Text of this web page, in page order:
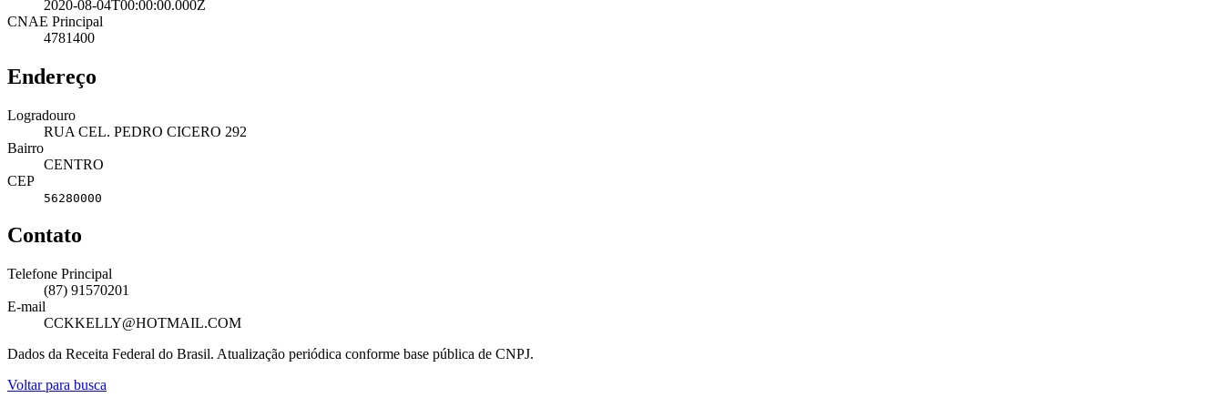
2020-08-04T00:00:00.000Z
CNAE Principal
4781400
Endereço
Logradouro
RUA CEL. PEDRO CICERO 292
Bairro
CENTRO
CEP
56280000
Contato
Telefone Principal
(87) 91570201
E-mail
CCKKELLY@HOTMAIL.COM
Dados da Receita Federal do Brasil. Atualização periódica conforme base pública de CNPJ.
Voltar para busca